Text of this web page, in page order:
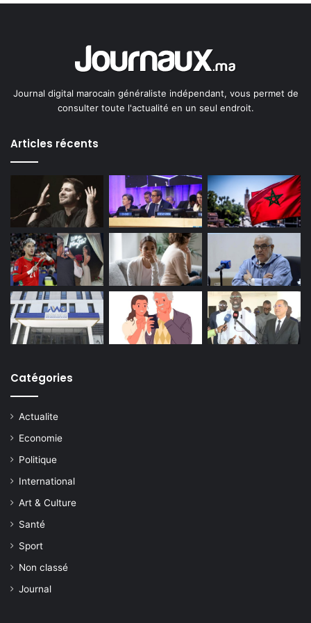
Journal digital marocain généraliste indépendant, vous permet de
consulter toute l'actualité en un seul endroit.
Articles récents
Catégories
Actualite
Economie
Politique
International
Art & Culture
Santé
Sport
Non classé
Journal